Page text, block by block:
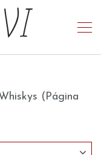
(Página